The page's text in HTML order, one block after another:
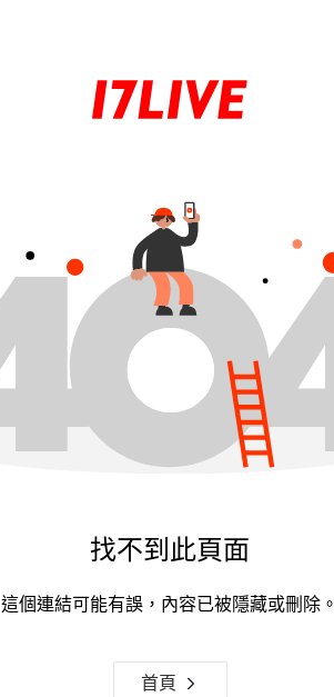
找不到此頁面
這個連結可能有誤，內容已被隱藏或刪除。
首頁